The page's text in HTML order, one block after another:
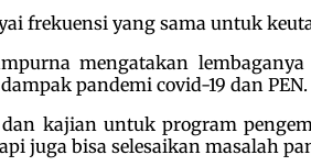
frekuensi yang sama untuk
mengatakan
pandemi covid-19 dan
kajian untuk program
juga bisa selesaikan masalah